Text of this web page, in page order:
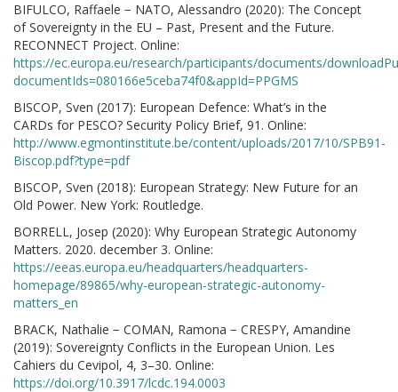
BIFULCO, Raffaele − NATO, Alessandro (2020): The Concept
of Sovereignty in the EU – Past, Present and the Future.
RECONNECT Project. Online:
https://ec.europa.eu/research/participants/documents/
documentIds=080166e5ceba74f0&appId=PPGMS
BISCOP, Sven (2017): European Defence: What’s in the
CARDs for PESCO? Security Policy Brief, 91. Online:
http://www.egmontinstitute.be/content/uploads/2017/10/SPB91-
Biscop.pdf?type=pdf
BISCOP, Sven (2018): European Strategy: New Future for an
Old Power. New York: Routledge.
BORRELL, Josep (2020): Why European Strategic Autonomy
Matters. 2020. december 3. Online:
https://eeas.europa.eu/headquarters/headquarters-
homepage/89865/why-european-strategic-autonomy-
matters_en
BRACK, Nathalie − COMAN, Ramona − CRESPY, Amandine
(2019): Sovereignty Conflicts in the European Union. Les
Cahiers du Cevipol, 4, 3–30. Online:
https://doi.org/10.3917/lcdc.194.0003